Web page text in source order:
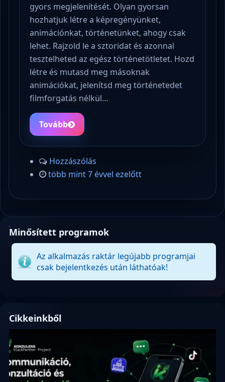
gyors megjelenítését. Olyan gyorsan
hozhatjuk létre a képregényünket,
animációnkat, történetünket, ahogy csak
lehet. Rajzold le a sztoridat és azonnal
tesztelheted az egész történetötletet. Hozd
létre és mutasd meg másoknak
animációkat, jelenítsd meg történetedet
filmforgatás nélkül…
Tovább
Hozzászólás
több mint 7 évvel ezelőtt
Minősített programok
Az alkalmazás raktár legújabb programjai
csak bejelentkezés után láthatóak!
Cikkeinkből